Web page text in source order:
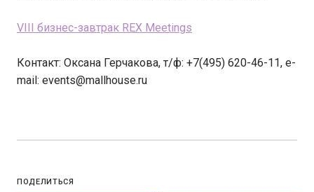
VIII бизнес-завтрак REX Meetings
Контакт: Оксана Герчакова, т/ф: +7(495) 620-46-11, e-
mail: events@mallhouse.ru
ПОДЕЛИТЬСЯ